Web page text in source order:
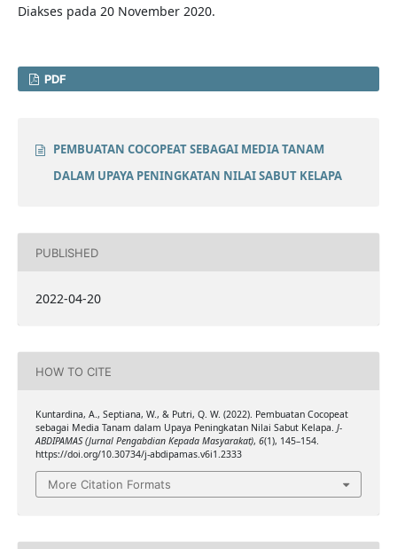
Diakses pada 20 November 2020.
PDF
PEMBUATAN COCOPEAT SEBAGAI MEDIA TANAM
DALAM UPAYA PENINGKATAN NILAI SABUT KELAPA
PUBLISHED
2022-04-20
HOW TO CITE
Kuntardina, A., Septiana, W., & Putri, Q. W. (2022). Pembuatan Cocopeat
sebagai Media Tanam dalam Upaya Peningkatan Nilai Sabut Kelapa. J-
ABDIPAMAS (Jurnal Pengabdian Kepada Masyarakat), 6(1), 145–154.
https://doi.org/10.30734/j-abdipamas.v6i1.2333
More Citation Formats